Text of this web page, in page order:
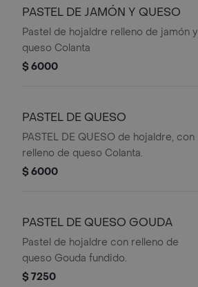
PASTEL DE JAMÓN Y QUESO
Pastel de hojaldre relleno de jamón y
queso Colanta
$ 6000
PASTEL DE QUESO
PASTEL DE QUESO de hojaldre, con
relleno de queso Colanta.
$ 6000
PASTEL DE QUESO GOUDA
Pastel de hojaldre con relleno de
queso Gouda fundido.
$ 7250